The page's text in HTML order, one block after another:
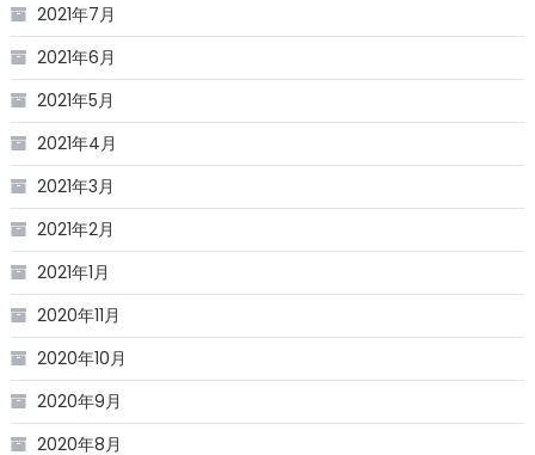
2021年7月
2021年6月
2021年5月
2021年4月
2021年3月
2021年2月
2021年1月
2020年11月
2020年10月
2020年9月
2020年8月